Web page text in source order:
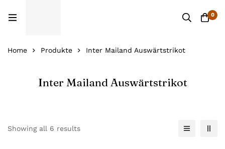
0
Home Produkte Inter Mailand Auswärtstrikot
Inter Mailand Auswärtstrikot
Showing all 6 results